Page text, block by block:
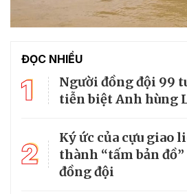
ĐỌC NHIỀU
1
Người đồng đội 99
tiễn biệt Anh hùng
2
Ký ức của cựu giao
thành “tấm bản
đồng đội